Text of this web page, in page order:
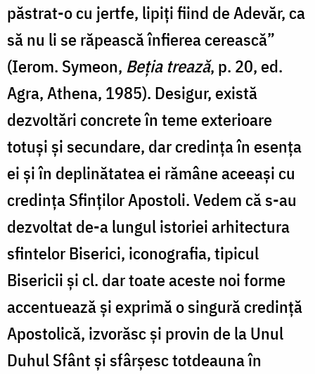
păstrat-o cu jertfe, lipiți fiind de Adevăr, ca
să nu li se răpească înfierea cerească”
(Ierom. Symeon, Beția trează, p. 20, ed.
Agra, Athena, 1985). Desigur, există
dezvoltări concrete în teme exterioare
totuși și secundare, dar credința în esența
ei și în deplinătatea ei rămâne aceeași cu
credința Sfinților Apostoli. Vedem că s-au
dezvoltat de-a lungul istoriei arhitectura
sfintelor Biserici, iconografia, tipicul
Bisericii și cl. dar toate aceste noi forme
accentuează și exprimă o singură credință
Apostolică, izvorăsc și provin de la Unul
Duhul Sfânt și sfârșesc totdeauna în